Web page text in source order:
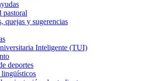
pastoral
quejas y sugerencias
Inteligente (TUI)
deportes
lingüísticos